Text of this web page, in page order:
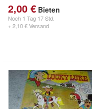
2,00 € Bieten
Noch 1 Tag 17 Std.
+ 2,10 € Versand